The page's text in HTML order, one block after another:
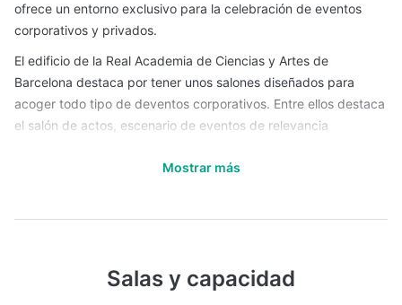
ofrece un entorno exclusivo para la celebración de eventos
corporativos y privados.
El edificio de la Real Academia de Ciencias y Artes de
Barcelona destaca por tener unos salones diseñados para
acoger todo tipo de deventos corporativos. Entre ellos destaca
el salón de actos, escenario de eventos de relevancia
ámbito científico y artístico. Todas las salas de este espacio
perfecto para eventos corporativos de alto nivel y carácter
Mostrar más
Salas y capacidad